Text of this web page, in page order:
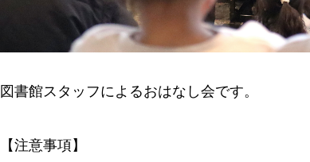
図書館スタッフによるおはなし会です。
【注意事項】